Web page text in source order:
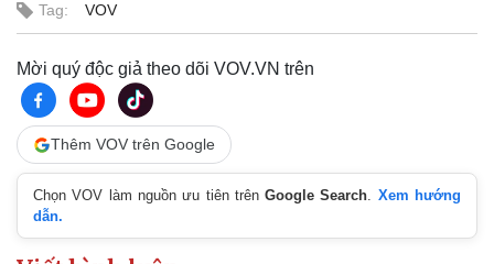
Tag: VOV
Mời quý độc giả theo dõi VOV.VN trên
Thêm VOV trên Google
Chọn VOV làm nguồn ưu tiên trênGoogle Search. Xem hướng
dẫn.